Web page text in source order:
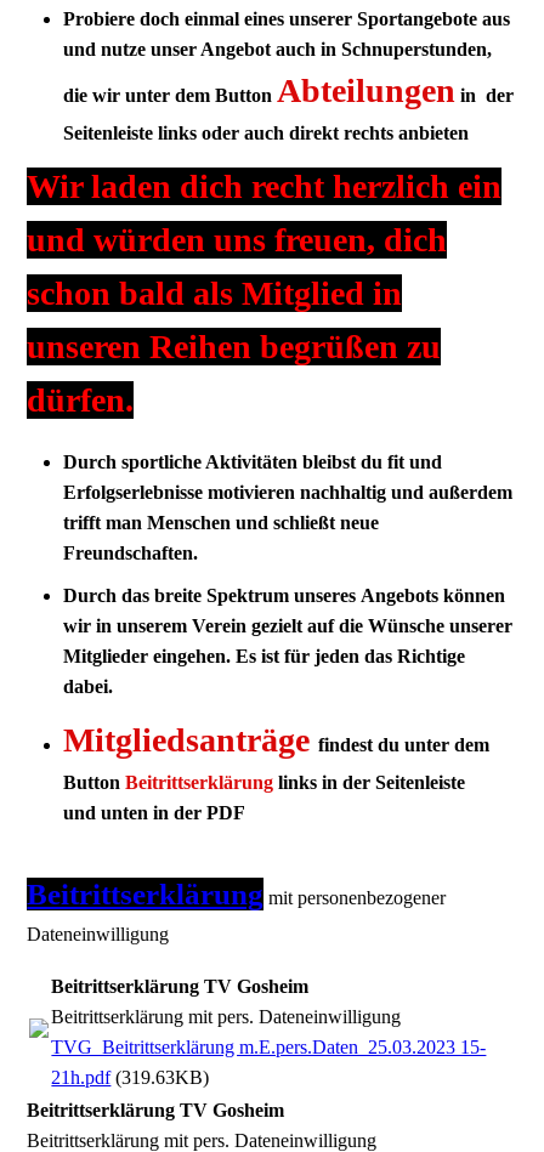
Probiere doch einmal eines unserer Sportangebote aus
und nutze unser Angebot auch in Schnuperstunden,
die wir unter dem Button Abteilungen in der
Seitenleiste links oder auch direkt rechts anbieten
Wir laden dich recht herzlich ein
und würden uns freuen, dich
schon bald als Mitglied in
unseren Reihen begrüßen zu
dürfen.
Durch sportliche Aktivitäten bleibst du fit und
Erfolgserlebnisse motivieren nachhaltig und außerdem
trifft man Menschen und schließt neue
Freundschaften.
Durch das breite Spektrum unseres Angebots können
wir in unserem Verein gezielt auf die Wünsche unserer
Mitglieder eingehen. Es ist für jeden das Richtige
dabei.
Mitgliedsanträge findest du unter dem
Button Beitrittserklärung links in der Seitenleiste
undunten in der PDF
Beitrittserklärung mit personenbezogener
Dateneinwilligung
Beitrittserklärung TV Gosheim
Beitrittserklärung mit pers. Dateneinwilligung
TVG_Beitrittserklärung m.E.pers.Daten_25.03.2023 15-
21h.pdf(319.63KB)
Beitrittserklärung TV Gosheim
Beitrittserklärung mit pers. Dateneinwilligung